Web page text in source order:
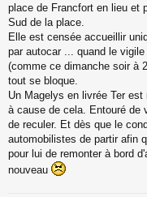
place de Francfort en lieu et
Sud de la place.
Elle est censée accueillir
par autocar ... quand le
(comme ce dimanche soir à
tout se bloque.
Un Magelys en livrée Ter
à cause de cela. Entouré de
de reculer. Et dès que le
automobilistes de partir afin
pour lui de remonter à bord
nouveau